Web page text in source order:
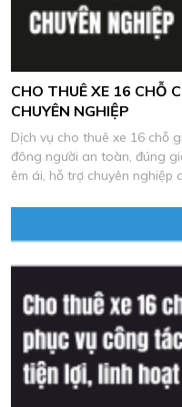
CHO THUÊ XE 16 CHỖ
CHUYÊN NGHIỆP
Dịch vụ cho thuê xe 16 chỗ
đông người an toàn, đúng
êm ái, hỗ trợ chuyên nghiệp